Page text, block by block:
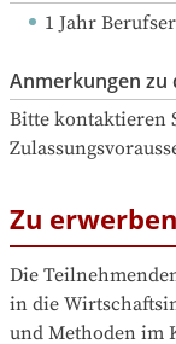
1 Jahr
Anmerkungen zu
Bitte kontaktieren
Zu
Die
in die
und Methoden im